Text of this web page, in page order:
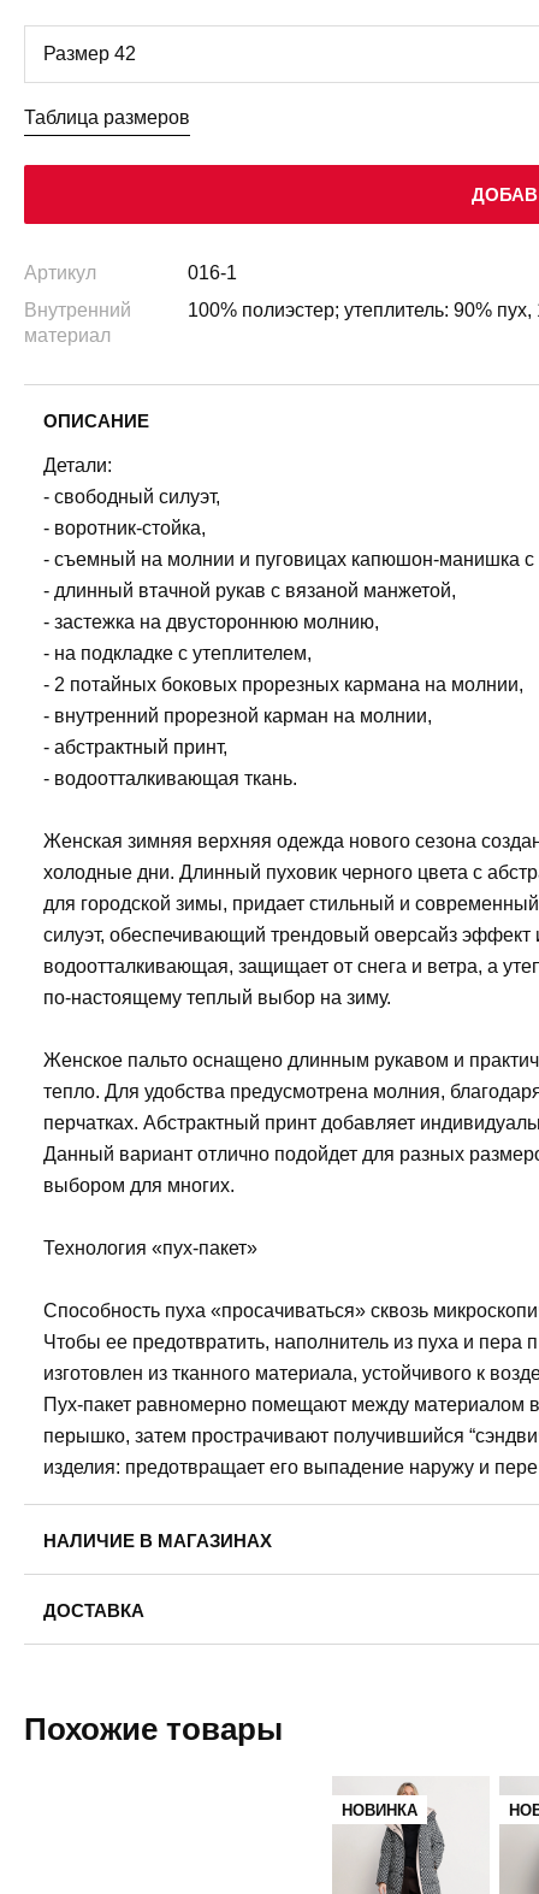
Таблица размеров
Артикул
016-1
Внутренний
материал
100% полиэстер; утеплитель: 90%
ОПИСАНИЕ
Детали:
- свободный силуэт,
- воротник-стойка,
- съемный на молнии и пуговицах капюшон-манишка с
- длинный втачной рукав с вязаной манжетой,
- застежка на двустороннюю молнию,
- на подкладке с утеплителем,
- 2 потайных боковых прорезных кармана на молнии,
- внутренний прорезной карман на молнии,
- абстрактный принт,
- водоотталкивающая ткань.
Женская зимняя верхняя одежда нового сезона
холодные дни. Длинный пуховик черного цвета с
для городской зимы, придает стильный и
силуэт, обеспечивающий трендовый оверсайз
водоотталкивающая, защищает от снега и ветра, а
по-настоящему теплый выбор на зиму.
Женское пальто оснащено длинным рукавом и
тепло. Для удобства предусмотрена молния,
перчатках. Абстрактный принт добавляет
Данный вариант отлично подойдет для разных
выбором для многих.
Технология «пух-пакет»
Способность пуха «просачиваться» сквозь
Чтобы ее предотвратить, наполнитель из пуха и
изготовлен из тканного материала, устойчивого к
Пух-пакет равномерно помещают между материалом
перышко, затем прострачивают получившийся
изделия: предотвращает его выпадение наружу и
НАЛИЧИЕ В МАГАЗИНАХ
44
46 48
8 (958) 872-02-01
ДОСТАВКА
Пермь — бесплатно
Доставка в другие города
Похожие товары
НОВИНКА